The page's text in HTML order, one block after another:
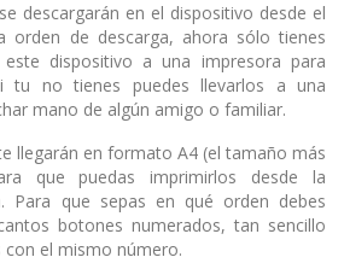
descargarán en el dispositivo desde el
orden de descarga, ahora sólo tienes
dispositivo a una impresora para
tu no tienes puedes llevarlos a una
mano de algún amigo o familiar.
llegarán en formato A4 (el tamaño más
que puedas imprimirlos desde la
Para que sepas en qué orden debes
botones numerados, tan sencillo
el mismo número.